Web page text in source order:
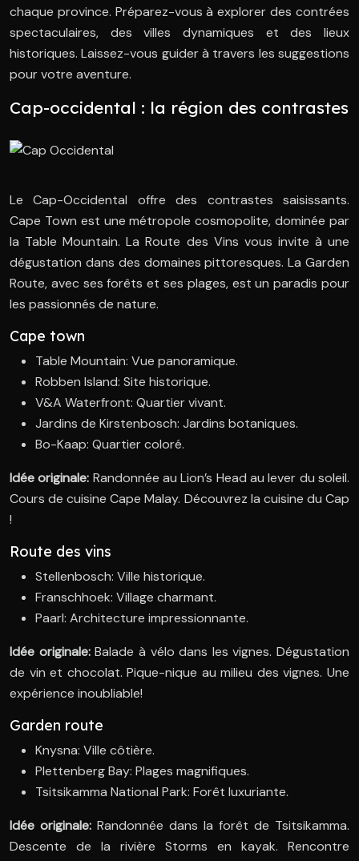
chaque province. Préparez-vous à explorer des contrées
spectaculaires, des villes dynamiques et des lieux
historiques. Laissez-vous guider à travers les suggestions
pour votre aventure.
Cap-occidental : la région des contrastes
Le Cap-Occidental offre des contrastes saisissants.
Cape Town est une métropole cosmopolite, dominée par
la Table Mountain. La Route des Vins vous invite à une
dégustation dans des domaines pittoresques. La Garden
Route, avec ses forêts et ses plages, est un paradis pour
les passionnés de nature.
Cape town
Table Mountain: Vue panoramique.
Robben Island: Site historique.
V&A Waterfront: Quartier vivant.
Jardins de Kirstenbosch: Jardins botaniques.
Bo-Kaap: Quartier coloré.
Idée originale: Randonnée au Lion’s Head au lever du soleil.
Cours de cuisine Cape Malay. Découvrez la cuisine du Cap
!
Route des vins
Stellenbosch: Ville historique.
Franschhoek: Village charmant.
Paarl: Architecture impressionnante.
Idée originale:Balade à vélo dans les vignes. Dégustation
de vin et chocolat. Pique-nique au milieu des vignes. Une
expérience inoubliable!
Garden route
Knysna: Ville côtière.
Plettenberg Bay: Plages magnifiques.
Tsitsikamma National Park: Forêt luxuriante.
Idée originale: Randonnée dans la forêt de Tsitsikamma.
Descente de la rivière Storms en kayak. Rencontre